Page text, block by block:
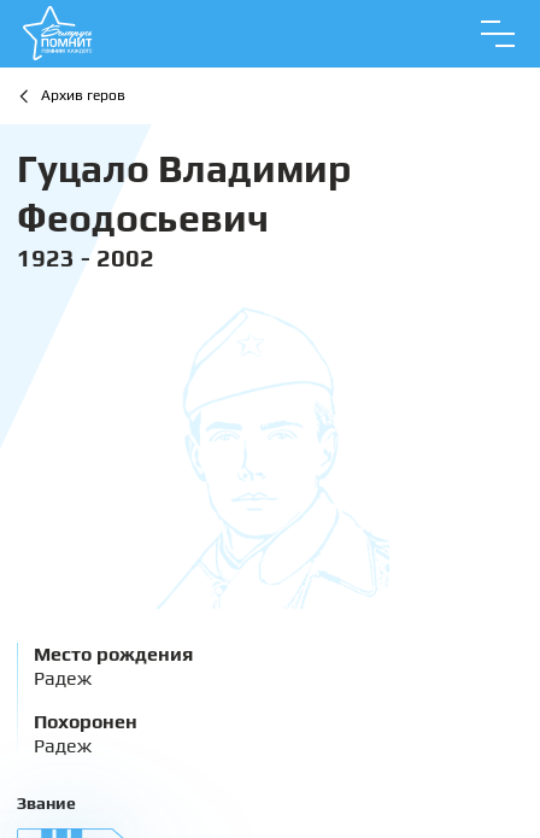
Архив геров
Гуцало Владимир
Феодосьевич
1923 - 2002
Место рождения
Радеж
Похоронен
Радеж
Звание